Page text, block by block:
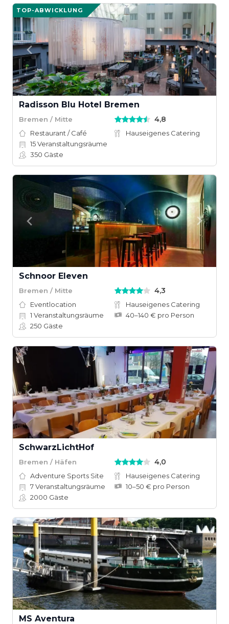
TOP-ABWICKLUNG
Radisson Blu Hotel Bremen
Bremen / Mitte 4,8
Restaurant / Café
Hauseigenes Catering
15Veranstaltungsräume
350 Gäste
Schnoor Eleven
Bremen / Mitte 4,3
Eventlocation
Hauseigenes Catering
1 Veranstaltungsräume
40–140 € pro Person
250 Gäste
SchwarzLichtHof
Bremen / Häfen 4,0
Adventure Sports Site
Hauseigenes Catering
7Veranstaltungsräume
10–50 € pro Person
2000 Gäste
MS Aventura